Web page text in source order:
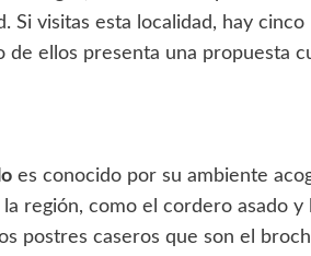
Si visitas esta localidad, hay cinco
ellos presenta una propuesta
es conocido por su ambiente
región, como el cordero asado y
postres caseros que son el